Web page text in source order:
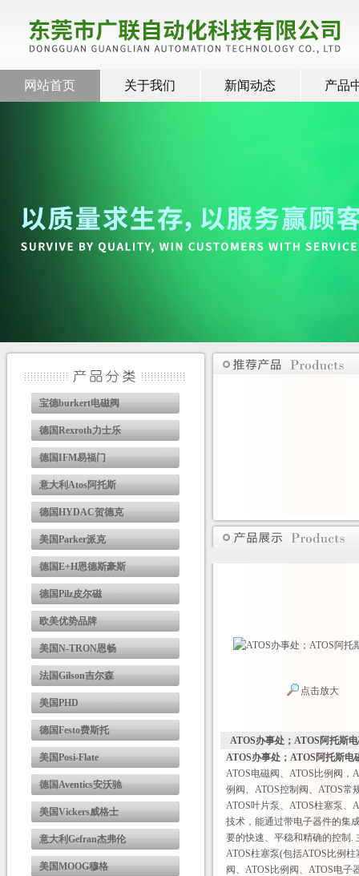
网站首页 关于我们 新闻动态 产品
宝德burkert电磁阀
德国Rexroth力士乐
德国IFM易福门
意大利Atos阿托斯
德国HYDAC贺德克
美国Parker派克
德国E+H恩德斯豪斯
德国Pilz皮尔磁
欧美优势品牌
美国N-TRON恩畅
法国Gilson吉尔森
美国PHD
德国Festo费斯托
美国Posi-Flate
德国Aventics安沃驰
美国Vickers威格士
意大利Gefran杰弗伦
美国MOOG穆格
点击放大
ATOS办事处；ATOS阿托斯
ATOS办事处；ATOS阿托斯电
ATOS电磁阀、ATOS比例阀，
例阀、ATOS控制阀、ATOS常
ATOS叶片泵、ATOS柱塞泵、
技术，能通过带电子器件的集
要的快速、平稳和精确的控制.
ATOS柱塞泵(包括ATOS比例
阀、ATOS比例阀、ATOS电子